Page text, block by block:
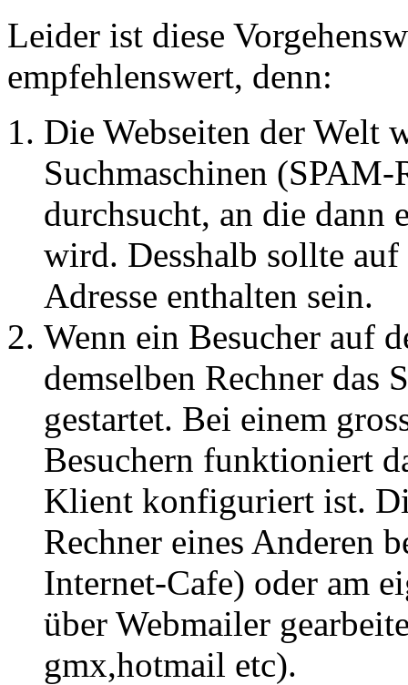
Leider ist diese
empfehlenswert, denn:
Die Webseiten der Welt
Suchmaschinen
durchsucht, an die dann
wird. Desshalb sollte
Adresse enthalten sein.
Wenn ein Besucher
demselben Rechner das
gestartet. Bei einem
Besuchern funktioniert
Klient konfiguriert ist.
Rechner eines Anderen
Internet-Cafe) oder am
über Webmailer
gmx,hotmail etc).